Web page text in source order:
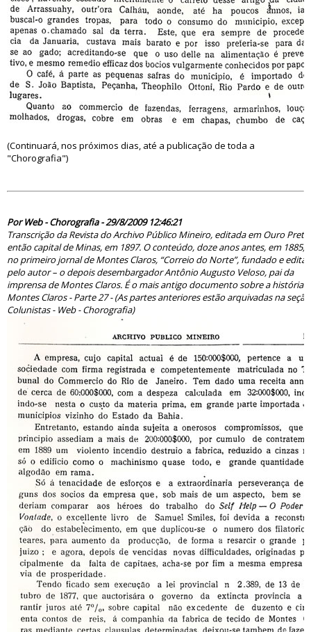
(Continuará, nos próximos dias, até a publicação de toda a
"Chorografia")
Por Web - Chorografia - 29/8/2009 12:46:21
Transcrição da Revista do Archivo Público Mineiro, editada em Ouro Preto,
então capital de Minas, em 1897. O conteúdo, doze anos antes, em 1885,
no primeiro jornal de Montes Claros, “Correio do Norte”, fundado e
pelo autor – o depois desembargador Antônio Augusto Veloso, pai da
imprensa de Montes Claros. É o mais antigo documento sobre a história
Montes Claros - Parte 27 - (As partes anteriores estão arquivadas na seção
Colunistas - Web - Chorografia)